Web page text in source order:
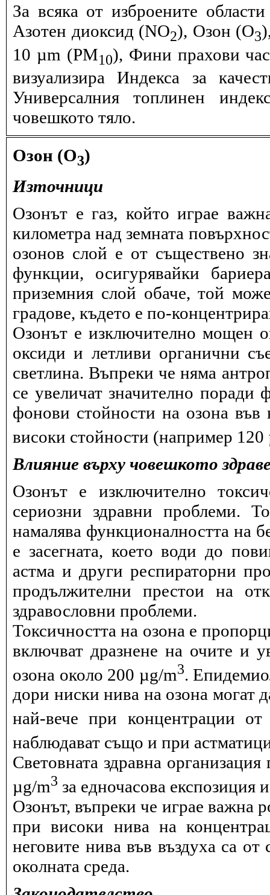
За всяка от изброените
Азотен диоксид (NO2), Озон (O3
10 µm (PM10), Фини прахови
визуализира Индекса за
Универсалния топлинен
човешкото тяло.
Озон (O3)
Източници
Озонът е газ, който играе
километра над земната
озонов слой е от съществено
функции, осигурявайки
приземния слой обаче, той
градове, където е по-
Озонът е изключително мощен
оксиди и летливи органични
светлина. Въпреки че няма
се увеличат значително
фонови стойности на озона
високи стойности (например 120
Влияние върху човешкото
Озонът е изключително
сериозни здравни проблеми.
намалява функционалността на
е засегната, което води до
астма и други респираторни
продължителни престои на
здравословни проблеми.
Токсичността на озона е
включват дразнене на очите и
озона около 200 µg/m3.
дори ниски нива на озона могат
най-вече при концентрации
наблюдават също и при
Световната здравна
µg/m3 за едночасова експозиция
Озонът, въпреки че играе важна
при високи нива на
неговите нива във въздуха са от
околната среда.